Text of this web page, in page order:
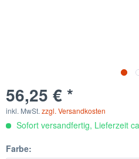
56,25 € *
inkl. MwSt. zzgl. Versandkosten
Sofort versandfertig, Lieferzeit
Farbe: